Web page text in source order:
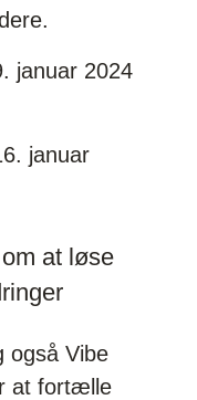
januar 2024
januar
at løse
også Vibe
at fortælle